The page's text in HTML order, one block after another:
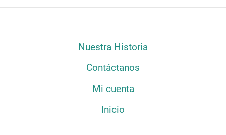
Nuestra Historia
Contáctanos
Mi cuenta
Inicio